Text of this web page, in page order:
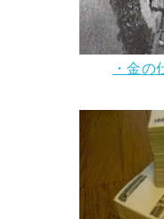
・金の